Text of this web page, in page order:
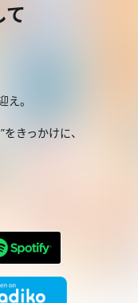
て
。
きっかけに、